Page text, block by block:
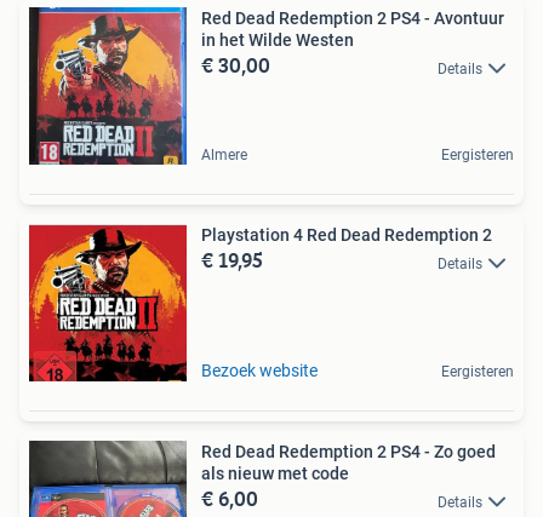
Red Dead Redemption 2 PS4 - Avontuur
in het Wilde Westen
€ 30,00 Details
Almere Eergisteren
Playstation 4 Red Dead Redemption 2
€ 19,95 Details
Bezoek website Eergisteren
Red Dead Redemption 2 PS4 - Zo goed
als nieuw met code
€ 6,00 Details